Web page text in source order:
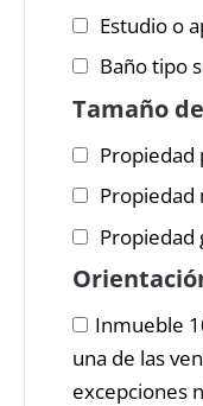
Estudio o
Baño tipo
Tamaño
Propiedad
Propiedad
Propiedad
Inmueble
una de las
excepciones